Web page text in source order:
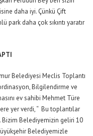
daha iyi. Çünkü Çift
park daha çok sıkıntı yaratır
Belediyesi Meclis Toplantı
Bilgilendirme ve
ev sahibi Mehmet Türe
yer verdi, “ Bu toplantılar
Bizim Belediyemizin geliri 10
Belediyemizle